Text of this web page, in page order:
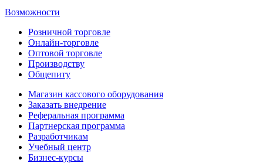
Возможности
Розничной торговле
Онлайн-торговле
Оптовой торговле
Производству
Общепиту
Магазин кассового оборудования
Заказать внедрение
Реферальная программа
Партнерская программа
Разработчикам
Учебный центр
Бизнес‑курсы